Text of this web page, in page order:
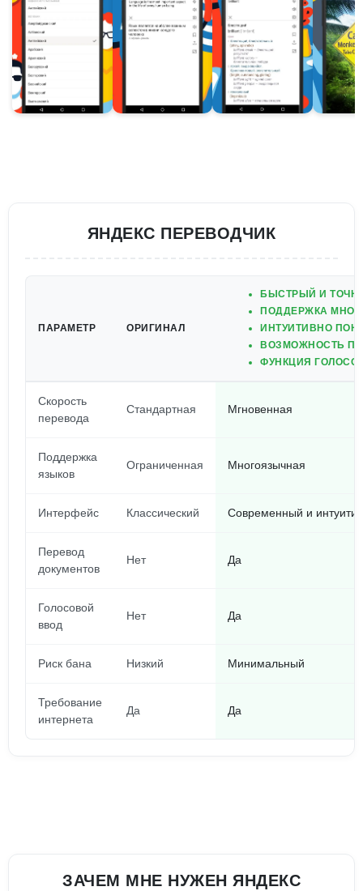
ЯНДЕКС ПЕРЕВОДЧИК
ПАРАМЕТР ОРИГИНАЛ
БЫСТРЫЙ И
ПОДДЕРЖКА
ИНТУИТИВНО
ВОЗМОЖНОСТЬ
ФУНКЦИЯ
Скорость
перевода
Стандартная Мгновенная
Поддержка
языков
Ограниченная Многоязычная
Интерфейс Классический Современный и
Перевод
документов
Нет Да
Голосовой
ввод
Нет Да
Риск бана Низкий Минимальный
Требование
интернета
Да Да
ЗАЧЕМ МНЕ НУЖЕН ЯНДЕКС